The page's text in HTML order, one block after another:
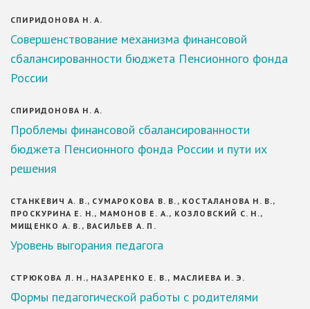
СПИРИДОНОВА Н. А.
Совершенствование механизма финансовой
сбалансированности бюджета Пенсионного фонда
России
СПИРИДОНОВА Н. А.
Проблемы финансовой сбалансированности
бюджета Пенсионного фонда России и пути их
решения
СТАНКЕВИЧ А. В., СУМАРОКОВА В. В., КОСТАЛАНОВА Н. В.,
ПРОСКУРИНА Е. Н., МАМОНОВ Е. А., КОЗЛОВСКИЙ С. Н.,
МИЩЕНКО А. В., ВАСИЛЬЕВ А. П.
Уровень выгорания педагога
СТРЮКОВА Л. Н., НАЗАРЕНКО Е. В., МАСЛИЕВА И. Э.
Формы педагогической работы с родителями